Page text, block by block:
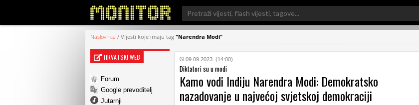
Search
for:
Naslovnica / Vijesti koje imaju tag "Narendra Modi"
HRVATSKI WEB
Forum
Google prevoditelj
Jutarnji
09.09.2023. (14:00)
Diktatori su u modi
Kamo vodi Indiju Narendra Modi: Demokratsko
nazadovanje u najvećoj svjetskoj demokraciji